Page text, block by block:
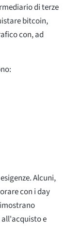
di terze
bitcoin,
con, ad
Alcuni,
con i day
e